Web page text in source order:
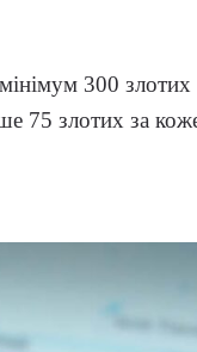
300 злотих
75 злотих за